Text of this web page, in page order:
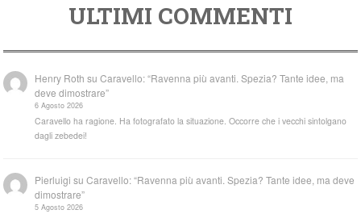
ULTIMI COMMENTI
Henry Roth suCaravello: “Ravenna più avanti. Spezia? Tante idee, ma
deve dimostrare”
6 Agosto 2026
Caravello ha ragione. Ha fotografato la situazione. Occorre che i vecchi sintolgano
dagli zebedei!
Pierluigi suCaravello: “Ravenna più avanti. Spezia? Tante idee, ma deve
dimostrare”
5 Agosto 2026